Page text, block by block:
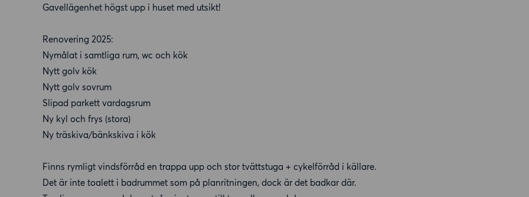
Gavellägenhet högst upp i huset med utsikt!
Renovering 2025:
Nymålat i samtliga rum, wc och kök
Nytt golv kök
Nytt golv sovrum
Slipad parkett vardagsrum
Ny kyl och frys (stora)
Ny träskiva/bänkskiva i kök
Finns rymligt vindsförråd en trappa upp och stor tvättstuga + cykelförråd i källare.
Det är inte toalett i badrummet som på planritningen, dock är det badkar där.